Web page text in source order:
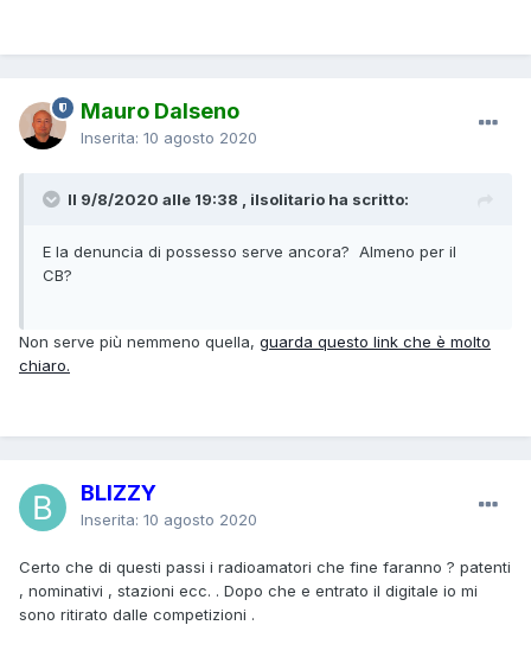
Mauro Dalseno
Inserita: 10 agosto 2020
Il 9/8/2020 alle 19:38 , ilsolitario ha scritto:
E la denuncia di possesso serve ancora? Almeno per il
CB?
Non serve più nemmeno quella, guarda questo link che è molto
chiaro.
BLIZZY
Inserita: 10 agosto 2020
Certo che di questi passi i radioamatori che fine faranno ? patenti
, nominativi , stazioni ecc. . Dopo che e entrato il digitale io mi
sono ritirato dalle competizioni .